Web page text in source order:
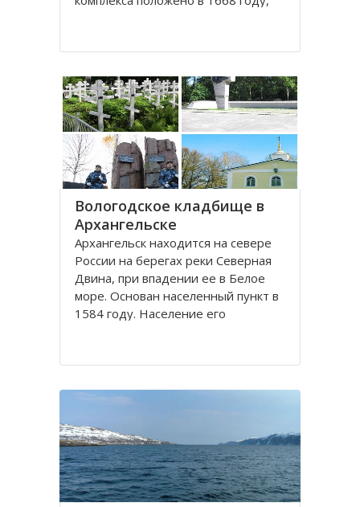
себе две функции: торговую и
Архангельск на тот момент являлся
крупным
Вологодское кладбище в
Архангельске
Архангельск находится на севере
России на берегах реки Северная
Двина, при впадении ее в Белое
море. Основан населенный пункт в
1584 году. Население его
порт. На территории города, в
расположено Вологодское